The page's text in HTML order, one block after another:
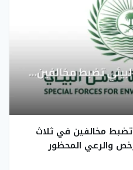
تضبط مخالفين في ثلاث
والرعي المحظور